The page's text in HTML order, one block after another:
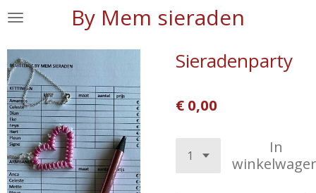
Ga
naar
de
hoofdinhoud
By Mem sieraden
Sieradenparty
€ 0,00
In